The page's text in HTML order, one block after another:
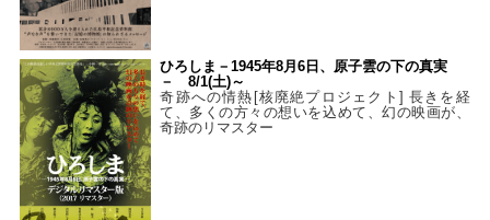
ひろしま－1945年8月6日、原子雲の下の真実
－ 8/1(土)～
奇跡への情熱[核廃絶プロジェクト] 長きを経
て、多くの方々の想いを込めて、幻の映画が、
奇跡のリマスター